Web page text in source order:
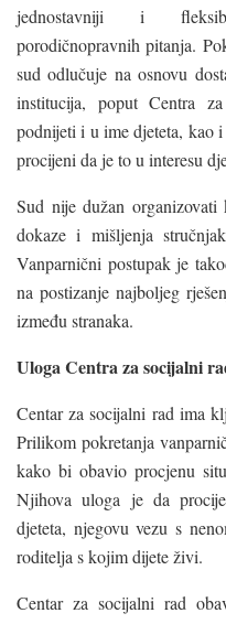
jednostavniji i
porodičnopravnih pitanja.
sud odlučuje na osnovu
institucija, poput Centra
podnijeti i u ime djeteta, kao
procijeni da je to u interesu
Sud nije dužan organizovati
dokaze i mišljenja
Vanparnični postupak je
na postizanje najboljeg
između stranaka.
Uloga Centra za socijalni
Centar za socijalni rad ima
Prilikom pokretanja
kako bi obavio procjenu
Njihova uloga je da
djeteta, njegovu vezu s
roditelja s kojim dijete živi.
Centar za socijalni rad